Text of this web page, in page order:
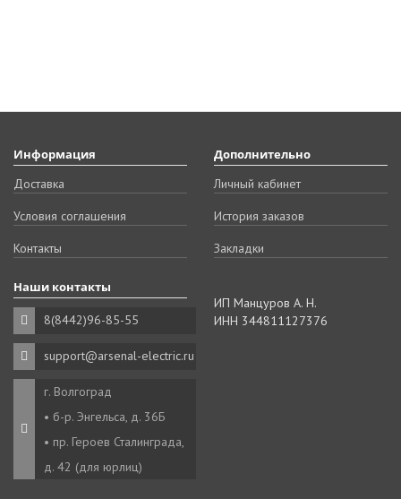
Информация
Доставка
Условия соглашения
Контакты
Дополнительно
Личный кабинет
История заказов
Закладки
Наши контакты
8(8442)96-85-55
support@arsenal-electric.ru
г. Волгоград
• б-р. Энгельса, д. 36Б
• пр. Героев Сталинграда,
д. 42 (для юрлиц)
ИП Манцуров А. Н.
ИНН 344811127376